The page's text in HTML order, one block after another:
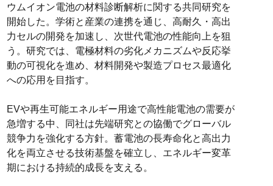
ウムイオン電池の材料診断解析に関する共同研究を
開始した。学術と産業の連携を通じ、高耐久・高出
力セルの開発を加速し、次世代電池の性能向上を狙
う。研究では、電極材料の劣化メカニズムや反応挙
動の可視化を進め、材料開発や製造プロセス最適化
への応用を目指す。
EVや再生可能エネルギー用途で高性能電池の需要が
急増する中、同社は先端研究との協働でグローバル
競争力を強化する方針。蓄電池の長寿命化と高出力
化を両立させる技術基盤を確立し、エネルギー変革
期における持続的成長を支える。